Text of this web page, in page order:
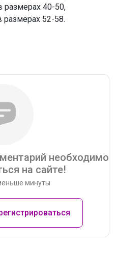
размерах 40-50,
размерах 52-58.
необходимо
на сайте!
минуты